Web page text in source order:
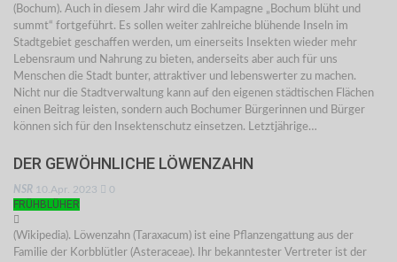
(Bochum). Auch in diesem Jahr wird die Kampagne „Bochum blüht und
summt“ fortgeführt. Es sollen weiter zahlreiche blühende Inseln im
Stadtgebiet geschaffen werden, um einerseits Insekten wieder mehr
Lebensraum und Nahrung zu bieten, anderseits aber auch für uns
Menschen die Stadt bunter, attraktiver und lebenswerter zu machen.
Nicht nur die Stadtverwaltung kann auf den eigenen städtischen Flächen
einen Beitrag leisten, sondern auch Bochumer Bürgerinnen und Bürger
können sich für den Insektenschutz einsetzen. Letztjährige…
DER GEWÖHNLICHE LÖWENZAHN
NSR 10.Apr. 2023 0
FRÜHBLÜHER
(Wikipedia). Löwenzahn (Taraxacum) ist eine Pflanzengattung aus der
Familie der Korbblütler (Asteraceae). Ihr bekanntester Vertreter ist der